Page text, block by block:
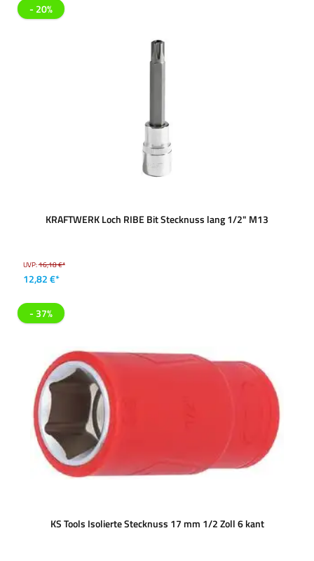
- 20%
KRAFTWERK Loch RIBE Bit Stecknuss lang 1/2" M13
UVP:16,18 €*
12,82 €*
- 37%
KS Tools Isolierte Stecknuss 17 mm 1/2 Zoll 6 kant